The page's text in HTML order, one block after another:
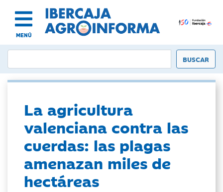
MENÚ
La agricultura
valenciana contra las
cuerdas: las plagas
amenazan miles de
hectáreas